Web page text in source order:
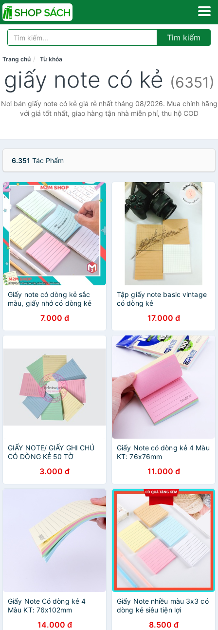
Tìm kiếm
Trang chủ Từ khóa
giấy note có kẻ (6351)
Nơi bán giấy note có kẻ giá rẻ nhất tháng 08/2026. Mua chính hãng
với giá tốt nhất, giao hàng tận nhà miễn phí, thu hộ COD
6.351 Tác Phẩm
Giấy note có dòng kẻ sắc
màu, giấy nhớ có dòng kẻ
7.000 đ
Tập giấy note basic vintage
có dòng kẻ
17.000 đ
GIẤY NOTE/ GIẤY GHI CHÚ
CÓ DÒNG KẺ 50 TỜ
3.000 đ
Giấy Note có dòng kẻ 4 Màu
KT: 76x76mm
11.000 đ
Giấy Note Có dòng kẻ 4
Màu KT: 76x102mm
14.000 đ
Giấy Note nhiều màu 3x3 có
dòng kẻ siêu tiện lợi
8.500 đ